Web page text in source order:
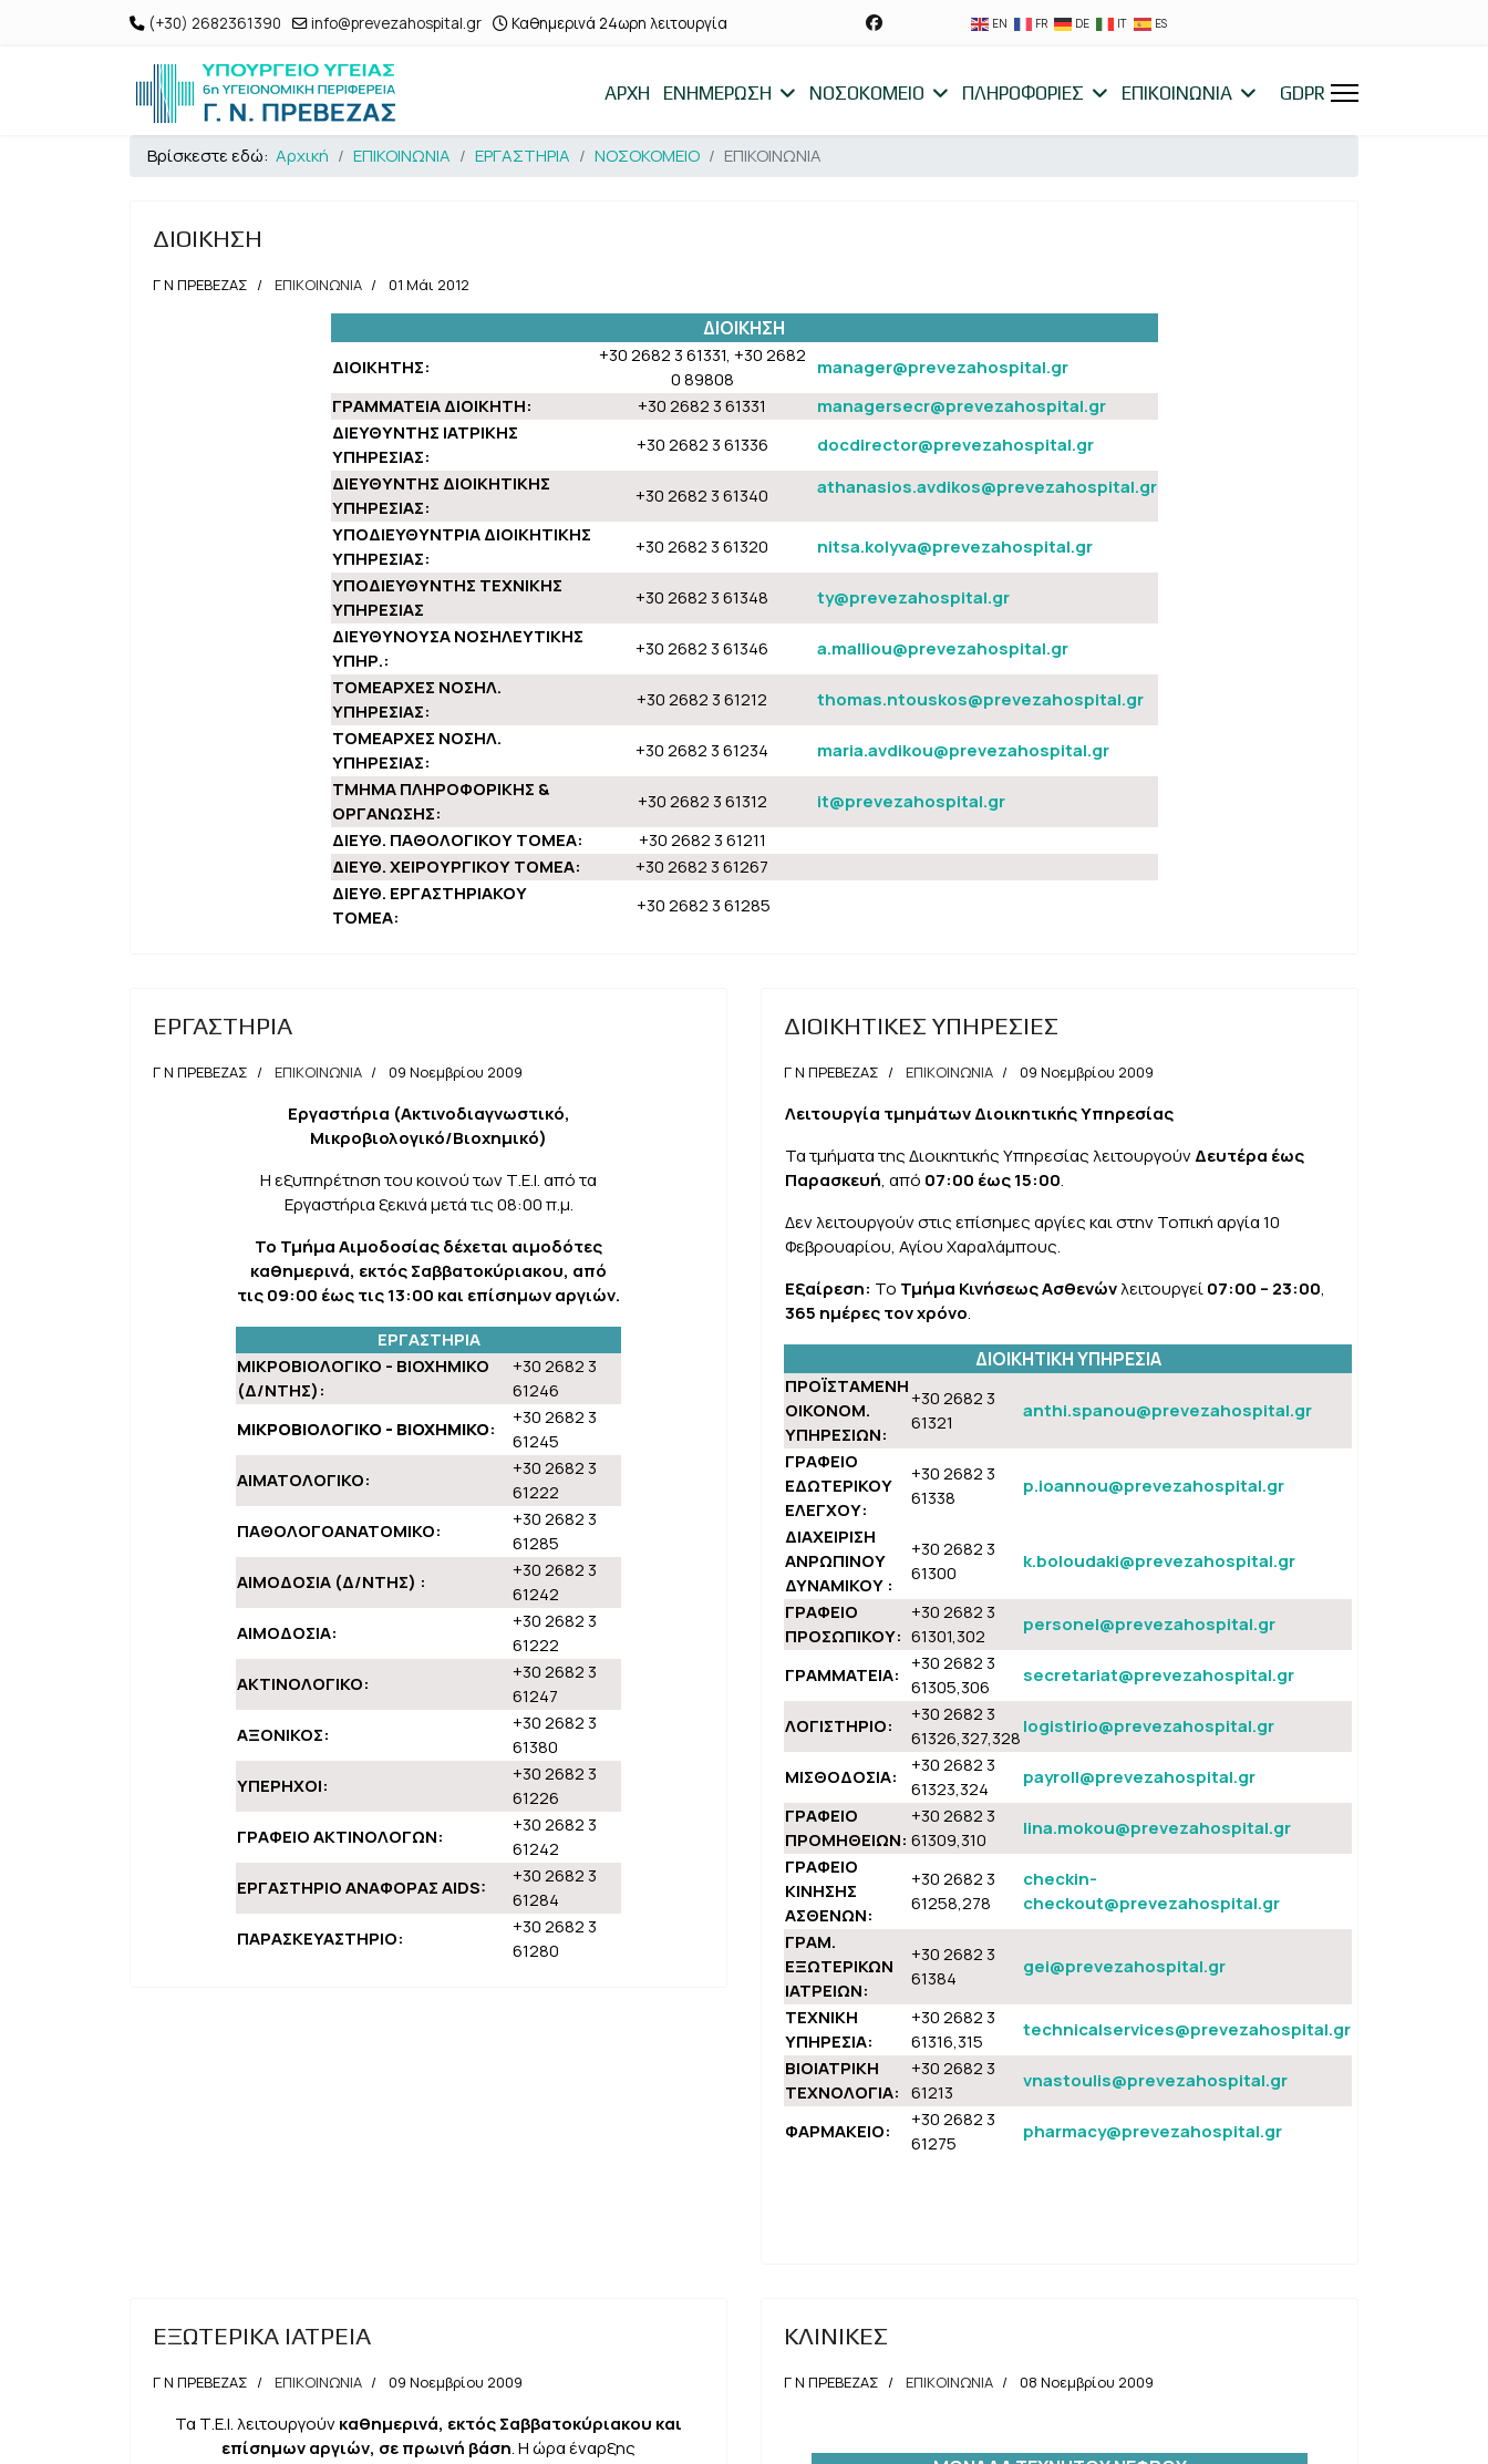
(+30) 2682361390 info@prevezahospital.gr Καθημερινά 24ωρη λειτουργία EN FR DE IT ES
ΑΡΧΗ ΕΝΗΜΕΡΩΣΗ ΝΟΣΟΚΟΜΕΙΟ ΠΛΗΡΟΦΟΡΙΕΣ ΕΠΙΚΟΙΝΩΝΙΑ GDPR
Βρίσκεστε εδώ: Αρχική ΕΠΙΚΟΙΝΩΝΙΑ ΕΡΓΑΣΤΗΡΙΑ ΝΟΣΟΚΟΜΕΙΟ ΕΠΙΚΟΙΝΩΝΙΑ
ΔΙΟΙΚΗΣΗ
Γ Ν ΠΡΕΒΕΖΑΣ ΕΠΙΚΟΙΝΩΝΙΑ 01 Μάι 2012
ΔΙΟΙΚΗΣΗ
ΔΙΟΙΚΗΤΗΣ:
+30 2682 3 61331, +30 2682
0 89808
manager@prevezahospital.gr
ΓΡΑΜΜΑΤΕΙΑ ΔΙΟΙΚΗΤΗ:
+30 2682 3 61331
managersecr@prevezahospital.gr
ΔΙΕΥΘΥΝΤΗΣ ΙΑΤΡΙΚΗΣ
ΥΠΗΡΕΣΙΑΣ:
+30 2682 3 61336
docdirector@prevezahospital.gr
ΔΙΕΥΘΥΝΤΗΣ ΔΙΟΙΚΗΤΙΚΗΣ
ΥΠΗΡΕΣΙΑΣ:
+30 2682 3 61340 athanasios.avdikos@prevezahospital.gr
ΥΠΟΔΙΕΥΘΥΝΤΡΙΑ ΔΙΟΙΚΗΤΙΚΗΣ
ΥΠΗΡΕΣΙΑΣ:
+30 2682 3 61320
nitsa.kolyva@prevezahospital.gr
ΥΠΟΔΙΕΥΘΥΝΤΗΣ ΤΕΧΝΙΚΗΣ
ΥΠΗΡΕΣΙΑΣ
+30 2682 3 61348
ty@prevezahospital.gr
ΔΙΕΥΘΥΝΟΥΣΑ ΝΟΣΗΛΕΥΤΙΚΗΣ
ΥΠΗΡ.:
+30 2682 3 61346
a.malliou@prevezahospital.gr
ΤΟΜΕΑΡΧΕΣ ΝΟΣΗΛ.
ΥΠΗΡΕΣΙΑΣ:
+30 2682 3 61212
thomas.ntouskos@prevezahospital.gr
ΤΟΜΕΑΡΧΕΣ ΝΟΣΗΛ.
ΥΠΗΡΕΣΙΑΣ:
+30 2682 3 61234
maria.avdikou@prevezahospital.gr
ΤΜΗΜΑ ΠΛΗΡΟΦΟΡΙΚΗΣ &
ΟΡΓΑΝΩΣΗΣ:
+30 2682 3 61312
it@prevezahospital.gr
ΔΙΕΥΘ. ΠΑΘΟΛΟΓΙΚΟΥ ΤΟΜΕΑ:
+30 2682 3 61211
ΔΙΕΥΘ. ΧΕΙΡΟΥΡΓΙΚΟΥ ΤΟΜΕΑ:
+30 2682 3 61267
ΔΙΕΥΘ. ΕΡΓΑΣΤΗΡΙΑΚΟΥ
ΤΟΜΕΑ:
+30 2682 3 61285
ΕΡΓΑΣΤΗΡΙΑ
Γ Ν ΠΡΕΒΕΖΑΣ ΕΠΙΚΟΙΝΩΝΙΑ 09 Νοεμβρίου 2009
Εργαστήρια (Ακτινοδιαγνωστικό,
Μικροβιολογικό/Βιοχημικό)
Η εξυπηρέτηση του κοινού των Τ.Ε.Ι. από τα
Εργαστήρια ξεκινά μετά τις 08:00 π.μ.
Το Τμήμα Αιμοδοσίας δέχεται αιμοδότες
καθημερινά, εκτός Σαββατοκύριακου, από
τις 09:00 έως τις 13:00 και επίσημων αργιών.
ΕΡΓΑΣΤΗΡΙΑ
ΜΙΚΡΟΒΙΟΛΟΓΙΚΟ - ΒΙΟΧΗΜΙΚΟ
(Δ/ΝΤΗΣ):
+30 2682 3
61246
ΜΙΚΡΟΒΙΟΛΟΓΙΚΟ - ΒΙΟΧΗΜΙΚΟ:
+30 2682 3
61245
ΑΙΜΑΤΟΛΟΓΙΚΟ:
+30 2682 3
61222
ΠΑΘΟΛΟΓΟΑΝΑΤΟΜΙΚΟ:
+30 2682 3
61285
ΑΙΜΟΔΟΣΙΑ (Δ/ΝΤΗΣ) :
+30 2682 3
61242
ΑΙΜΟΔΟΣΙΑ:
+30 2682 3
61222
ΑΚΤΙΝΟΛΟΓΙΚΟ:
+30 2682 3
61247
ΑΞΟΝΙΚΟΣ:
+30 2682 3
61380
ΥΠΕΡΗΧΟΙ:
+30 2682 3
61226
ΓΡΑΦΕΙΟ ΑΚΤΙΝΟΛΟΓΩΝ:
+30 2682 3
61242
ΕΡΓΑΣΤΗΡΙΟ ΑΝΑΦΟΡΑΣ AIDS:
+30 2682 3
61284
ΠΑΡΑΣΚΕΥΑΣΤΗΡΙΟ:
+30 2682 3
61280
ΔΙΟΙΚΗΤΙΚΕΣ ΥΠΗΡΕΣΙΕΣ
Γ Ν ΠΡΕΒΕΖΑΣ ΕΠΙΚΟΙΝΩΝΙΑ 09 Νοεμβρίου 2009
Λειτουργία τμημάτων Διοικητικής Υπηρεσίας
Τα τμήματα της Διοικητικής Υπηρεσίας λειτουργούνΔευτέρα έως
Παρασκευή, από 07:00 έως 15:00.
Δεν λειτουργούν στις επίσημες αργίες και στην Τοπική αργία 10
Φεβρουαρίου, Αγίου Χαραλάμπους.
Εξαίρεση: Το Τμήμα Κινήσεως Ασθενώνλειτουργεί07:00 – 23:00,
365 ημέρες τον χρόνο.
ΔΙΟΙΚΗΤΙΚΗ ΥΠΗΡΕΣΙΑ
ΠΡΟΪΣΤΑΜΕΝΗ
ΟΙΚΟΝΟΜ.
ΥΠΗΡΕΣΙΩΝ:
+30 2682 3
61321
anthi.spanou@prevezahospital.gr
ΓΡΑΦΕΙΟ
ΕΔΩΤΕΡΙΚΟΥ
ΕΛΕΓΧΟΥ:
+30 2682 3
61338
p.ioannou@prevezahospital.gr
ΔΙΑΧΕΙΡΙΣΗ
ΑΝΡΩΠΙΝΟΥ
ΔΥΝΑΜΙΚΟΥ :
+30 2682 3
61300
k.boloudaki@prevezahospital.gr
ΓΡΑΦΕΙΟ
ΠΡΟΣΩΠΙΚΟΥ:
+30 2682 3
61301,302
personel@prevezahospital.gr
ΓΡΑΜΜΑΤΕΙΑ:
+30 2682 3
61305,306
secretariat@prevezahospital.gr
ΛΟΓΙΣΤΗΡΙΟ:
+30 2682 3
61326,327,328
logistirio@prevezahospital.gr
ΜΙΣΘΟΔΟΣΙΑ:
+30 2682 3
61323,324
payroll@prevezahospital.gr
ΓΡΑΦΕΙΟ
ΠΡΟΜΗΘΕΙΩΝ:
+30 2682 3
61309,310
lina.mokou@prevezahospital.gr
ΓΡΑΦΕΙΟ
ΚΙΝΗΣΗΣ
ΑΣΘΕΝΩΝ:
+30 2682 3
61258,278
checkin-
checkout@prevezahospital.gr
ΓΡΑΜ.
ΕΞΩΤΕΡΙΚΩΝ
ΙΑΤΡΕΙΩΝ:
+30 2682 3
61384
gei@prevezahospital.gr
ΤΕΧΝΙΚΗ
ΥΠΗΡΕΣΙΑ:
+30 2682 3
61316,315
technicalservices@prevezahospital.gr
ΒΙΟΙΑΤΡΙΚΗ
ΤΕΧΝΟΛΟΓΙΑ:
+30 2682 3
61213
vnastoulis@prevezahospital.gr
ΦΑΡΜΑΚΕΙΟ:
+30 2682 3
61275
pharmacy@prevezahospital.gr
ΕΞΩΤΕΡΙΚΑ ΙΑΤΡΕΙΑ
Γ Ν ΠΡΕΒΕΖΑΣ ΕΠΙΚΟΙΝΩΝΙΑ 09 Νοεμβρίου 2009
Τα Τ.Ε.Ι. λειτουργούνκαθημερινά, εκτός Σαββατοκύριακου και
επίσημων αργιών, σε πρωινή βάση. Η ώρα έναρξης
ΚΛΙΝΙΚΕΣ
Γ Ν ΠΡΕΒΕΖΑΣ ΕΠΙΚΟΙΝΩΝΙΑ 08 Νοεμβρίου 2009